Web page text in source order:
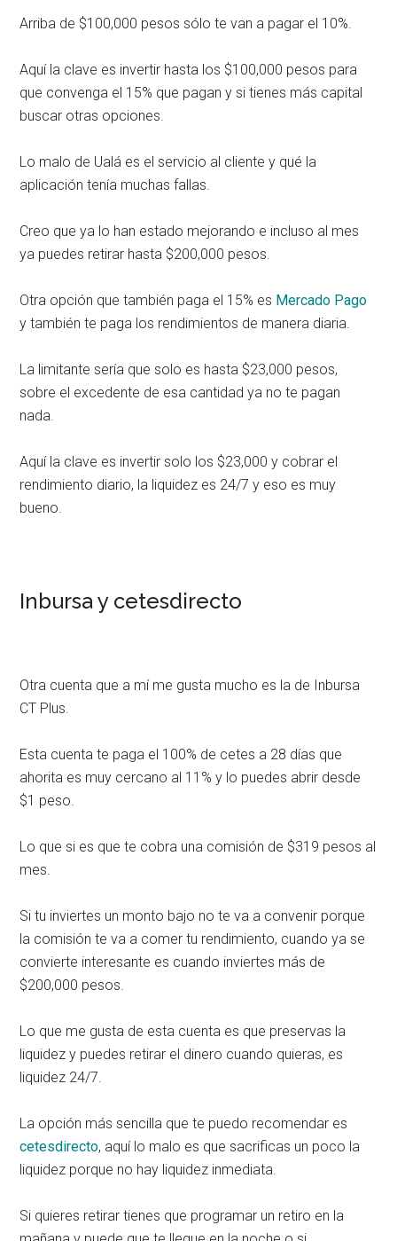
Arriba de $100,000 pesos sólo te van a pagar el 10%.
Aquí la clave es invertir hasta los $100,000 pesos para
que convenga el 15% que pagan y si tienes más capital
buscar otras opciones.
Lo malo de Ualá es el servicio al cliente y qué la
aplicación tenía muchas fallas.
Creo que ya lo han estado mejorando e incluso al mes
ya puedes retirar hasta $200,000 pesos.
Otra opción que también paga el 15% es Mercado Pago
y también te paga los rendimientos de manera diaria.
La limitante sería que solo es hasta $23,000 pesos,
sobre el excedente de esa cantidad ya no te pagan
nada.
Aquí la clave es invertir solo los $23,000 y cobrar el
rendimiento diario, la liquidez es 24/7 y eso es muy
bueno.
Inbursa y cetesdirecto
Otra cuenta que a mí me gusta mucho es la de Inbursa
CT Plus.
Esta cuenta te paga el 100% de cetes a 28 días que
ahorita es muy cercano al 11% y lo puedes abrir desde
$1 peso.
Lo que si es que te cobra una comisión de $319 pesos al
mes.
Si tu inviertes un monto bajo no te va a convenir porque
la comisión te va a comer tu rendimiento, cuando ya se
convierte interesante es cuando inviertes más de
$200,000 pesos.
Lo que me gusta de esta cuenta es que preservas la
liquidez y puedes retirar el dinero cuando quieras, es
liquidez 24/7.
La opción más sencilla que te puedo recomendar es
cetesdirecto, aquí lo malo es que sacrificas un poco la
liquidez porque no hay liquidez inmediata.
Si quieres retirar tienes que programar un retiro en la